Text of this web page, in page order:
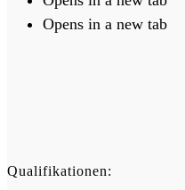
Opens in a new tab
Qualifikationen: